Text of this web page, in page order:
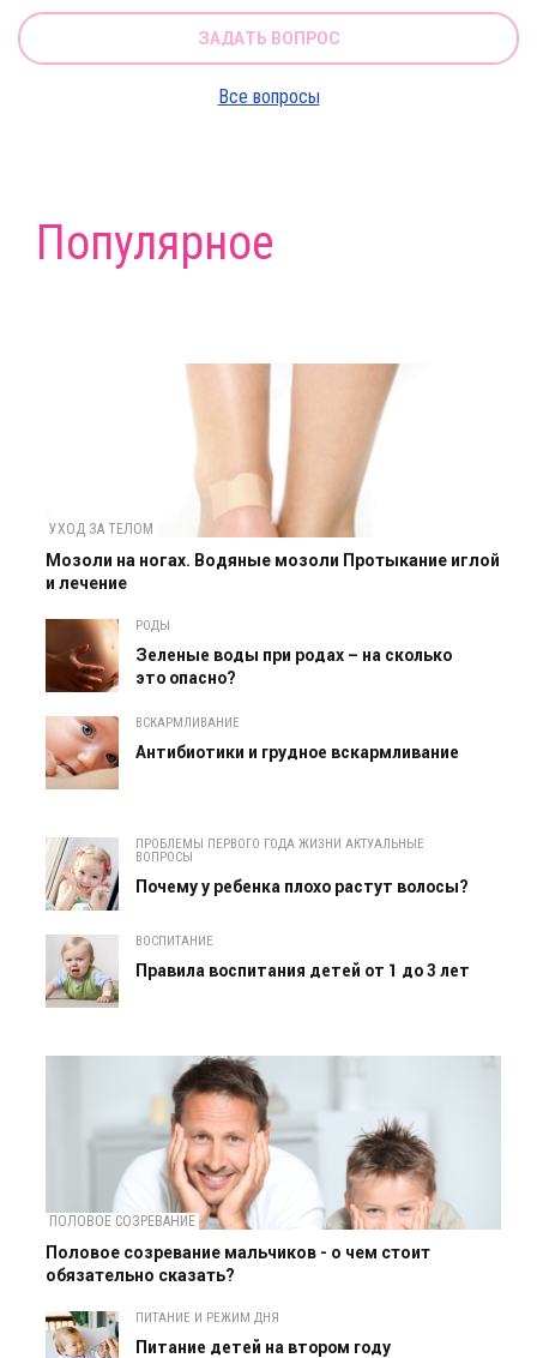
ЗАДАТЬ ВОПРОС
Все вопросы
Популярное
УХОД ЗА ТЕЛОМ
Мозоли на ногах. Водяные мозоли Протыкание иглой
и лечение
РОДЫ
Зеленые воды при родах – на сколько
это опасно?
ВСКАРМЛИВАНИЕ
Антибиотики и грудное вскармливание
ПРОБЛЕМЫ ПЕРВОГО ГОДА ЖИЗНИ АКТУАЛЬНЫЕ
ВОПРОСЫ
Почему у ребенка плохо растут волосы?
ВОСПИТАНИЕ
Правила воспитания детей от 1 до 3 лет
ПОЛОВОЕ СОЗРЕВАНИЕ
Половое созревание мальчиков - о чем стоит
обязательно сказать?
ПИТАНИЕ И РЕЖИМ ДНЯ
Питание детей на втором году